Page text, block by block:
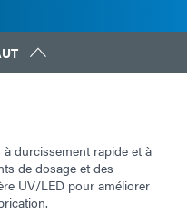
durcissement rapide et à
de dosage et des
UV/LED pour améliorer